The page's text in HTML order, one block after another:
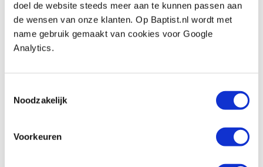
doel de website steeds meer aan te kunnen passen aan
de wensen van onze klanten. Op Baptist.nl wordt met
name gebruik gemaakt van cookies voor Google
Analytics.
Noodzakelijk
Voorkeuren
Fabrikantnummer: 28192
Spanning: 220-240 Volt
Warmte:
Inclusief:
- 4x lijmsticks, Ø 7 x 100 mm